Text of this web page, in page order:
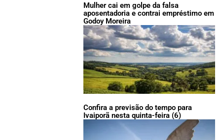
Mulher cai em golpe da falsa
aposentadoria e contrai empréstimo em
Godoy Moreira
Confira a previsão do tempo para
Ivaiporã nesta quinta-feira (6)